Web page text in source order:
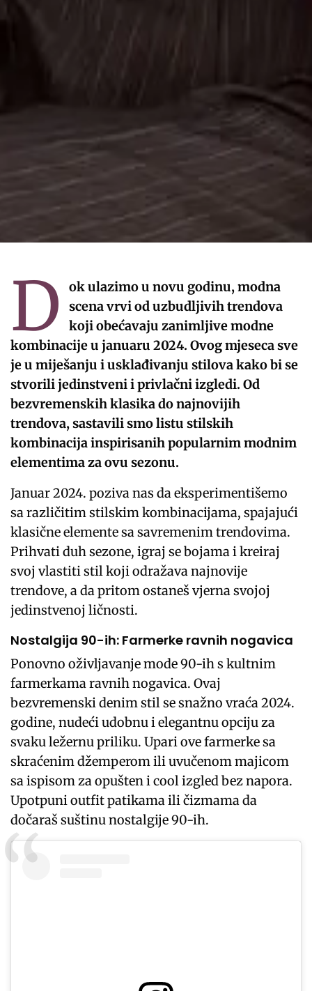
D
ok ulazimo u novu godinu, modna
scena vrvi od uzbudljivih trendova
koji obećavaju zanimljive modne
kombinacije u januaru 2024. Ovog mjeseca sve
je u miješanju i usklađivanju stilova kako bi se
stvorili jedinstveni i privlačni izgledi. Od
bezvremenskih klasika do najnovijih
trendova, sastavili smo listu stilskih
kombinacija inspirisanih popularnim modnim
elementima za ovu sezonu.
Januar 2024. poziva nas da eksperimentišemo
sa različitim stilskim kombinacijama, spajajući
klasične elemente sa savremenim trendovima.
Prihvati duh sezone, igraj se bojama i kreiraj
svoj vlastiti stil koji odražava najnovije
trendove, a da pritom ostaneš vjerna svojoj
jedinstvenoj ličnosti.
Nostalgija 90-ih: Farmerke ravnih nogavica
Ponovno oživljavanje mode 90-ih s kultnim
farmerkama ravnih nogavica. Ovaj
bezvremenski denim stil se snažno vraća 2024.
godine, nudeći udobnu i elegantnu opciju za
svaku ležernu priliku. Upari ove farmerke sa
skraćenim džemperom ili uvučenom majicom
sa ispisom za opušten i cool izgled bez napora.
Upotpuni outfit patikama ili čizmama da
dočaraš suštinu nostalgije 90-ih.